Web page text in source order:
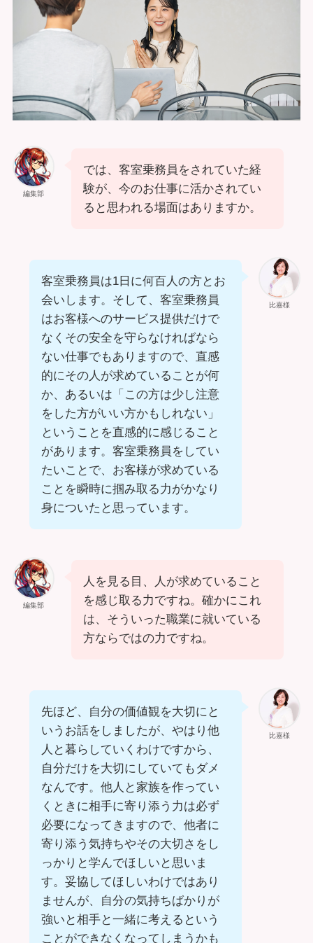
編集部
では、客室乗務員をされていた経
験が、今のお仕事に活かされてい
ると思われる場面はありますか。
比嘉様
客室乗務員は1日に何百人の方とお
会いします。そして、客室乗務員
はお客様へのサービス提供だけで
なくその安全を守らなければなら
ない仕事でもありますので、直感
的にその人が求めていることが何
か、あるいは「この方は少し注意
をした方がいい方かもしれない」
ということを直感的に感じること
があります。客室乗務員をしてい
たいことで、お客様が求めている
ことを瞬時に掴み取る力がかなり
身についたと思っています。
編集部
人を見る目、人が求めていること
を感じ取る力ですね。確かにこれ
は、そういった職業に就いている
方ならではの力ですね。
比嘉様
先ほど、自分の価値観を大切にと
いうお話をしましたが、やはり他
人と暮らしていくわけですから、
自分だけを大切にしていてもダメ
なんです。他人と家族を作ってい
くときに相手に寄り添う力は必ず
必要になってきますので、他者に
寄り添う気持ちやその大切さをし
っかりと学んでほしいと思いま
す。妥協してほしいわけではあり
ませんが、自分の気持ちばかりが
強いと相手と一緒に考えるという
ことができなくなってしまうかも